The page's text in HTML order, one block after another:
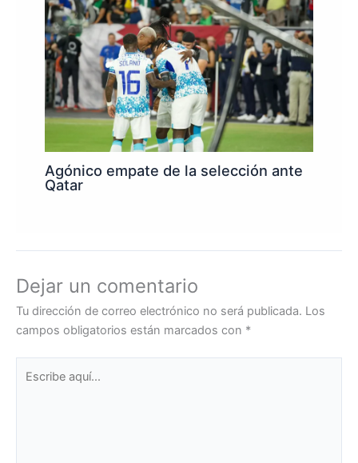
Agónico empate de la selección ante
Qatar
Dejar un comentario
Tu dirección de correo electrónico no será publicada. Los
campos obligatorios están marcados con *
aquí...